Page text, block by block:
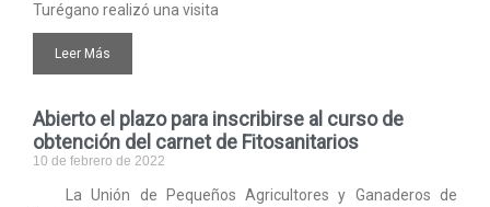
Turégano realizó una visita
Leer Más
Abierto el plazo para inscribirse al curso de
obtención del carnet de Fitosanitarios
10 de febrero de 2022
La Unión de Pequeños Agricultores y Ganaderos de